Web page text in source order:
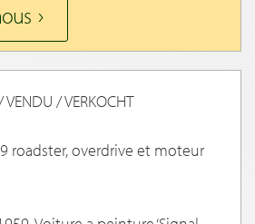
VENDU / VERKOCHT
roadster, overdrive et moteur